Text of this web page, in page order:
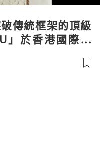
傳統框架的頂級
」於香港國際茶